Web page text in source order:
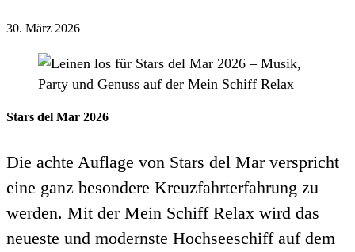
30. März 2026
Stars del Mar 2026
Die achte Auflage von Stars del Mar verspricht
eine ganz besondere Kreuzfahrterfahrung zu
werden. Mit der Mein Schiff Relax wird das
neueste und modernste Hochseeschiff auf dem